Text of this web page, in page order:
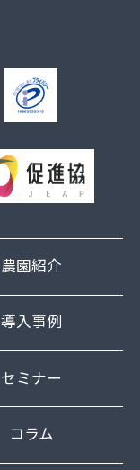
農園紹介
導入事例
セミナー
コラム